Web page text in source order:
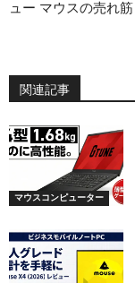
ュー マウスの売れ
関連記事
マウスコンピューター